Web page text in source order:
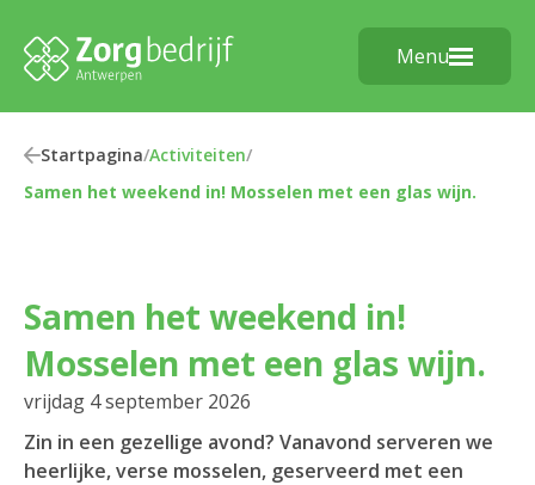
Menu
Startpagina/Activiteiten/
Samen het weekend in! Mosselen met een glas wijn.
Samen het weekend in!
Mosselen met een glas wijn.
vrijdag 4 september 2026
Zin in een gezellige avond? Vanavond serveren we
heerlijke, verse mosselen, geserveerd met een